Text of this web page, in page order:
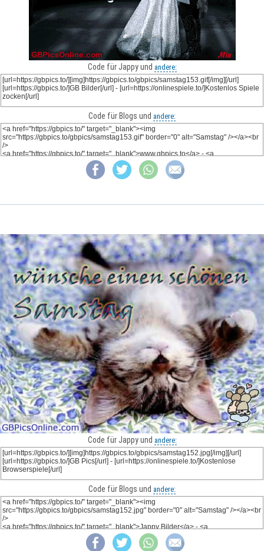
Code für Jappy und andere:
Code für Blogs und andere:
Code für Jappy und andere:
Code für Blogs und andere: